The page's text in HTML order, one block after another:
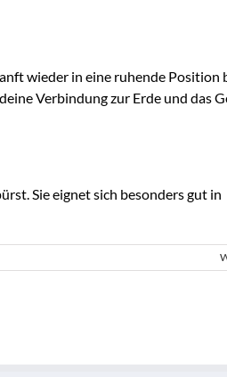
wieder in eine ruhende Position
Verbindung zur Erde und das
Sie eignet sich besonders gut in